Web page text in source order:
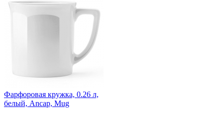
Фарфоровая кружка, 0.26 л,
белый, Ancap, Mug